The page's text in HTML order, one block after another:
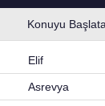
Konuyu
Elif
Asrevya